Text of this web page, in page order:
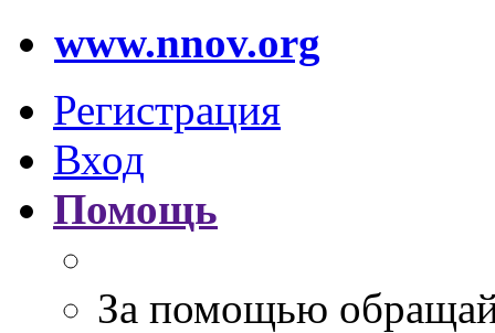
www.nnov.org
Регистрация
Вход
Помощь
За помощью